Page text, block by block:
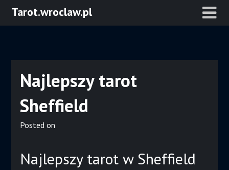
SkipTarot.wroclaw.pl
Najlepszy tarot
Sheffield
Posted on
Najlepszy tarot w Sheffield